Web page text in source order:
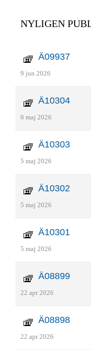
NYLIGEN
Ä09937
9 jun 2026
Ä10304
6 maj 2026
Ä10303
5 maj 2026
Ä10302
5 maj 2026
Ä10301
5 maj 2026
Ä08899
22 apr 2026
Ä08898
22 apr 2026